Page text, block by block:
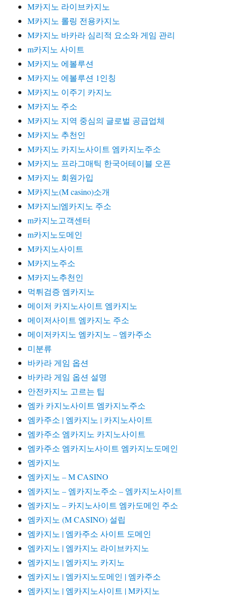
M카지노 라이브카지노
M카지노 롤링 전용카지노
M카지노 바카라 심리적 요소와 게임 관리
m카지노 사이트
M카지노 에볼루션
M카지노 에볼루션 1인칭
M카지노 이주기 카지노
M카지노 주소
M카지노 지역 중심의 글로벌 공급업체
M카지노 추천인
M카지노 카지노사이트 엠카지노주소
M카지노 프라그매틱 한국어테이블 오픈
M카지노 회원가입
M카지노(M casino)소개
M카지노|엠카지노 주소
m카지노고객센터
m카지노도메인
M카지노사이트
M카지노주소
M카지노추천인
먹튀검증 엠카지노
메이저 카지노사이트 엠카지노
메이저사이트 엠카지노 주소
메이저카지노 엠카지노 – 엠카주소
미분류
바카라 게임 옵션
바카라 게임 옵션 설명
안전카지노 고르는 팁
엠카 카지노사이트 엠카지노주소
엠카주소 | 엠카지노 | 카지노사이트
엠카주소 엠카지노 카지노사이트
엠카주소 엠카지노사이트 엠카지노도메인
엠카지노
엠카지노 – M CASINO
엠카지노 – 엠카지노주소 – 엠카지노사이트
엠카지노 – 카지노사이트 엠카도메인 주소
엠카지노 (M CASINO) 설립
엠카지노 | 엠카주소 사이트 도메인
엠카지노 | 엠카지노 라이브카지노
엠카지노 | 엠카지노 카지노
엠카지노 | 엠카지노도메인 | 엠카주소
엠카지노 | 엠카지노사이트 | M카지노